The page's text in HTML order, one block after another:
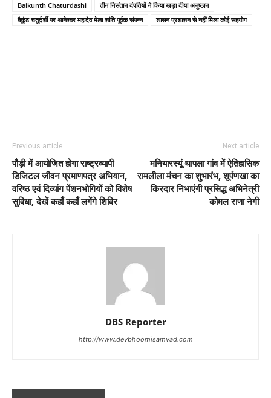
Baikunth Chaturdashi
तीन निसंतान दंपतियों ने किया खड़ा दीया अनुष्ठान
बैकुंठ चतुर्दर्शी पर थानेश्वर महादेव मेला शांति पूर्वक संपन्न
शासन प्रशाशन से नहीं मिला कोई सहयोग
Previous article
पौड़ी में आयोजित होगा राष्ट्रव्यापी
डिजिटल जीवन प्रमाणपत्र अभियान,
वरिष्ठ एवं दिव्यांग पेंशनभोगियों को विशेष
सुविधा, देखें कहाँ कहाँ लगेंगे शिविर
Next article
मनियारस्यूं थापला गांव में ऐतिहासिक
रामलीला मंचन का शुभारंभ, शूर्पणखा का
किरदार निभाएंगी प्रसिद्ध अभिनेत्री
कोमल राणा नेगी
DBS Reporter
http://www.devbhoomisamvad.com